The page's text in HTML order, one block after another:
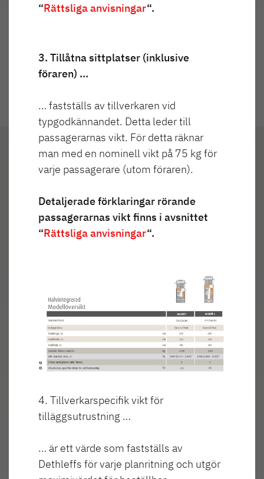
Utvändig
design
Spots på
“Rättsliga anvisningar“.
3. Tillåtna sittplatser (inklusive
föraren) …
… fastställs av tillverkaren vid
typgodkännandet. Detta leder till
passagerarnas vikt. För detta räknar
man med en nominell vikt på 75 kg för
varje passagerare (utom föraren).
Detaljerade förklaringar rörande
passagerarnas vikt finns i avsnittet
“Rättsliga anvisningar“.
4. Tillverkarspecifik vikt för
tilläggsutrustning …
… är ett värde som fastställs av
Dethleffs för varje planritning och utgör